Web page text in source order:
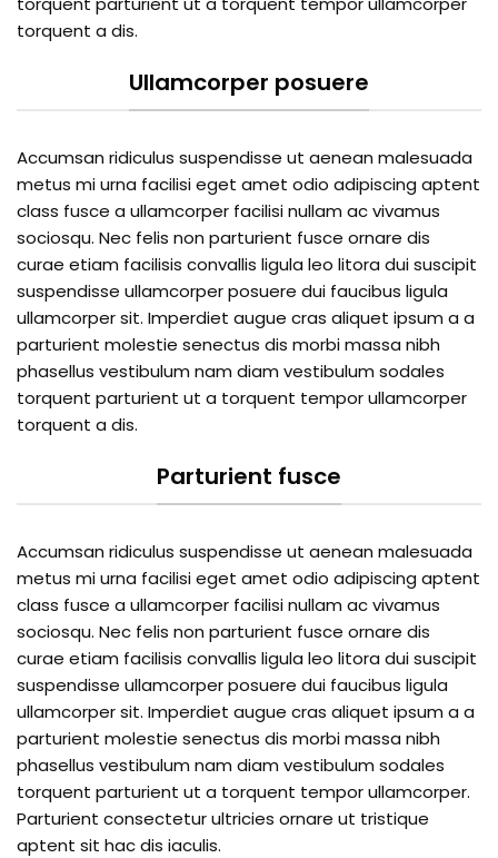
torquent a dis.
Ullamcorper posuere
Accumsan ridiculus suspendisse ut aenean malesuada
metus mi urna facilisi eget amet odio adipiscing aptent
class fusce a ullamcorper facilisi nullam ac vivamus
sociosqu. Nec felis non parturient fusce ornare dis
curae etiam facilisis convallis ligula leo litora dui suscipit
suspendisse ullamcorper posuere dui faucibus ligula
ullamcorper sit. Imperdiet augue cras aliquet ipsum a a
parturient molestie senectus dis morbi massa nibh
phasellus vestibulum nam diam vestibulum sodales
torquent parturient ut a torquent tempor ullamcorper
torquent a dis.
Parturient fusce
Accumsan ridiculus suspendisse ut aenean malesuada
metus mi urna facilisi eget amet odio adipiscing aptent
class fusce a ullamcorper facilisi nullam ac vivamus
sociosqu. Nec felis non parturient fusce ornare dis
curae etiam facilisis convallis ligula leo litora dui suscipit
suspendisse ullamcorper posuere dui faucibus ligula
ullamcorper sit. Imperdiet augue cras aliquet ipsum a a
parturient molestie senectus dis morbi massa nibh
phasellus vestibulum nam diam vestibulum sodales
torquent parturient ut a torquent tempor ullamcorper.
Parturient consectetur ultricies ornare ut tristique
aptent sit hac dis iaculis.